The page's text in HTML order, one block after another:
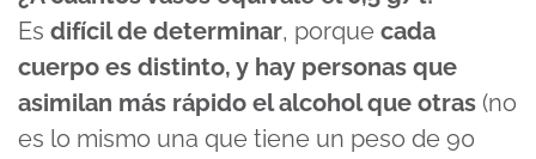
Es difícil de determinar, porque cada
cuerpo es distinto, y hay personas que
asimilan más rápido el alcohol que otras (no
es lo mismo una que tiene un peso de 90